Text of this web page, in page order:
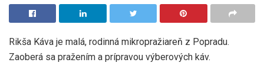
Rikša Káva je malá, rodinná mikropražiareň z Popradu.
Zaoberá sa pražením a prípravou výberových káv.